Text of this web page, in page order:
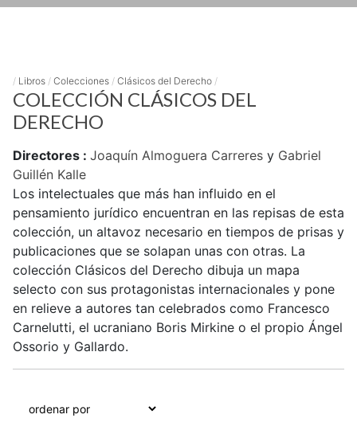
/ Libros / Colecciones / Clásicos del Derecho /
COLECCIÓN CLÁSICOS DEL
DERECHO
Directores : Joaquín Almoguera Carreres y Gabriel
Guillén Kalle
Los intelectuales que más han influido en el
pensamiento jurídico encuentran en las repisas de esta
colección, un altavoz necesario en tiempos de prisas y
publicaciones que se solapan unas con otras. La
colección Clásicos del Derecho dibuja un mapa
selecto con sus protagonistas internacionales y pone
en relieve a autores tan celebrados como Francesco
Carnelutti, el ucraniano Boris Mirkine o el propio Ángel
Ossorio y Gallardo.